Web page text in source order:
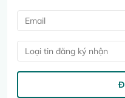
Loại tin đăng ký nhận